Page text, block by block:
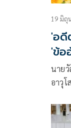
19 มิถุ
'อดี
'ข้อ
'ตร
นาย
อาวุ